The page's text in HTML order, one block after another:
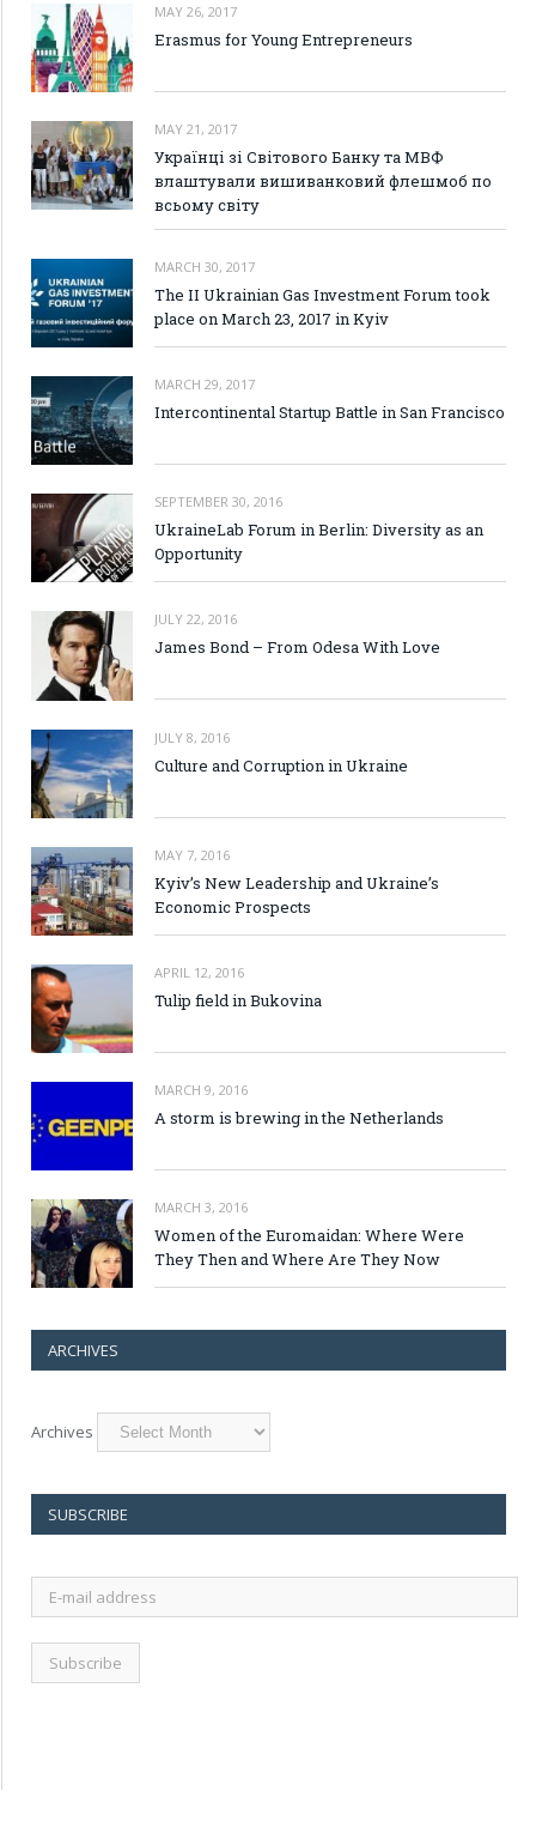
MAY 26, 2017
Erasmus for Young Entrepreneurs
MAY 21, 2017
Українці зі Світового Банку та МВФ
влаштували вишиванковий флешмоб по
всьому світу
MARCH 30, 2017
The II Ukrainian Gas Investment Forum took
place on March 23, 2017 in Kyiv
MARCH 29, 2017
Intercontinental Startup Battle in San Francisco
SEPTEMBER 30, 2016
UkraineLab Forum in Berlin: Diversity as an
Opportunity
JULY 22, 2016
James Bond – From Odesa With Love
JULY 8, 2016
Culture and Corruption in Ukraine
MAY 7, 2016
Kyiv’s New Leadership and Ukraine’s
Economic Prospects
APRIL 12, 2016
Tulip field in Bukovina
MARCH 9, 2016
A storm is brewing in the Netherlands
MARCH 3, 2016
Women of the Euromaidan: Where Were
They Then and Where Are They Now
ARCHIVES
Archives
SUBSCRIBE
mail